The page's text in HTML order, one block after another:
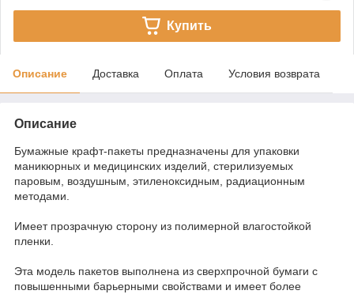
Купить
Описание Доставка Оплата Условия возврата
Описание
Бумажные крафт-пакеты предназначены для упаковки
маникюрных и медицинских изделий, стерилизуемых
паровым, воздушным, этиленоксидным, радиационным
методами.
Имеет прозрачную сторону из полимерной влагостойкой
пленки.
Эта модель пакетов выполнена из сверхпрочной бумаги с
повышенными барьерными свойствами и имеет более